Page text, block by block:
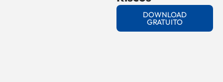
DOWNLOAD
GRATUITO